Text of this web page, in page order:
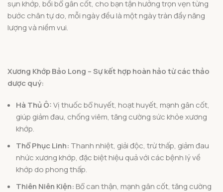
sụn khớp, bồi bổ gân cốt, cho bạn tận hưởng trọn vẹn từng
bước chân tự do, mỗi ngày đều là một ngày tràn đầy năng
lượng và niềm vui.
Xương Khớp Bảo Long – Sự kết hợp hoàn hảo từ các thảo
dược quý:
Hà Thủ Ô:Vị thuốc bổ huyết, hoạt huyết, mạnh gân cốt,
giúp giảm đau, chống viêm, tăng cường sức khỏe xương
khớp.
Thổ Phục Linh: Thanh nhiệt, giải độc, trừ thấp, giảm đau
nhức xương khớp, đặc biệt hiệu quả với các bệnh lý về
khớp do phong thấp.
Thiên Niên Kiện: Bổ can thận, mạnh gân cốt, tăng cường